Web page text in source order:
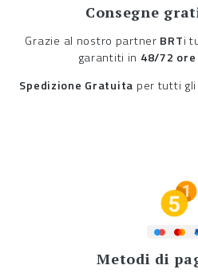
Consegne
Grazie al nostro partner BRTi
garantiti in 48/72 ore
Spedizione Gratuita per tutti
Metodi di